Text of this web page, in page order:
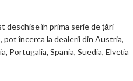
deschise în prima serie de țări
pot încerca la dealerii din Austria,
Portugalia, Spania, Suedia, Elveția